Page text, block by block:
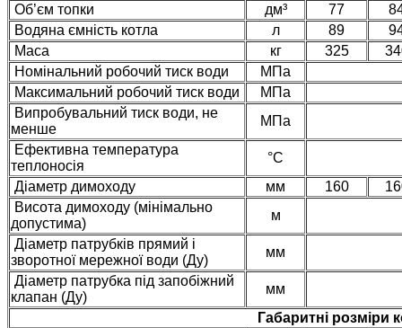
Об’єм топки
дм³ 77
Водяна ємність котла
л 89
Маса
кг 325
Номінальний робочий тиск води
МПа
Максимальний робочий тиск води
МПа
Випробувальний тиск води, не
менше
МПа
Ефективна температура
теплоносія
°С
Діаметр димоходу
мм 160
Висота димоходу (мінімально
допустима)
м
Діаметр патрубків прямий і
зворотної мережної води (Ду)
мм
Діаметр патрубка під запобіжний
клапан (Ду)
мм
Габаритні розміри